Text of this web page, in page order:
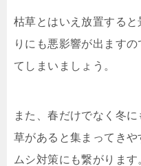
枯草とはいえ放置する
りにも悪影響が出ます
てしまいましょう。
また、春だけでなく冬
草があると集まってき
ムシ対策にも繋がります